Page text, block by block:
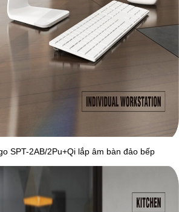
SPT-2AB/2Pu+Qi lắp âm bàn đảo bếp